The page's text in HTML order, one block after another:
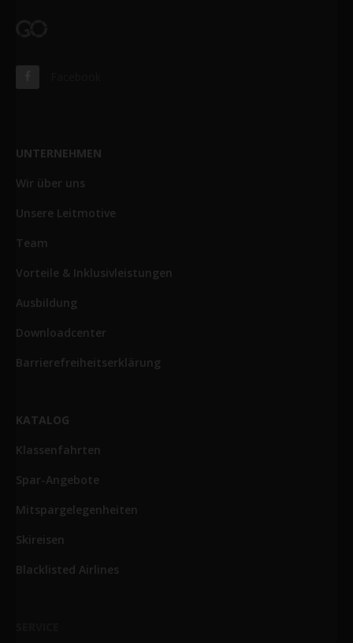
UNTERNEHMEN
Wir über uns
Unsere Leitmotive
Team
Vorteile & Inklusivleistungen
Ausbildung
Downloadcenter
Barrierefreiheitserklärung
KATALOG
Klassenfahrten
Spar-Angebote
Mitspargelegenheiten
Skireisen
Blacklisted Airlines